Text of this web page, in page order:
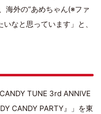
海外の“あめちゃん(※ファ
なと思っています」と、
TUNE 3rd ANNIVE
CANDY PARTY』」を東